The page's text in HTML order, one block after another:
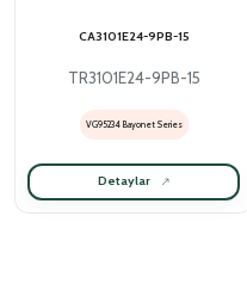
CA3101E24-9PB-15
TR3101E24-9PB-15
VG95234 Bayonet Series
Detaylar